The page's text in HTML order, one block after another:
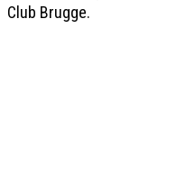
Club Brugge.